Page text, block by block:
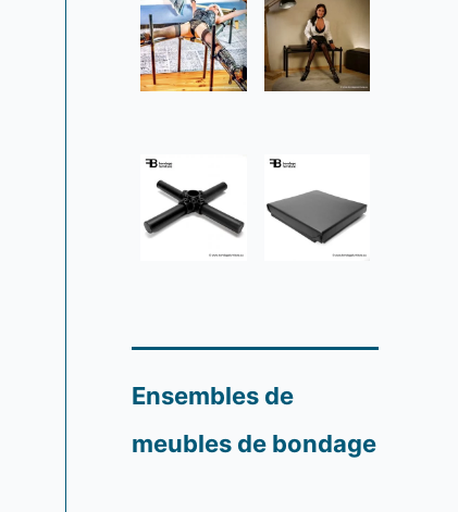
Ensembles de
meubles de bondage